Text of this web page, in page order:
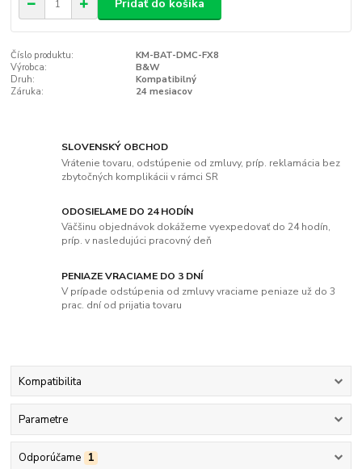
Pridať do košíka
Číslo produktu:
KM-BAT-DMC-FX8
Výrobca:
B&W
Druh:
Kompatibilný
Záruka:
24 mesiacov
SLOVENSKÝ OBCHOD
Vrátenie tovaru, odstúpenie od zmluvy, príp. reklamácia bez
zbytočných komplikácii v rámci SR
ODOSIELAME DO 24 HODÍN
Väčšinu objednávok dokážeme vyexpedovať do 24 hodín,
príp. v nasledujúci pracovný deň
PENIAZE VRACIAME DO 3 DNÍ
V prípade odstúpenia od zmluvy vraciame peniaze už do 3
prac. dní od prijatia tovaru
Kompatibilita
Parametre
Odporúčame 1